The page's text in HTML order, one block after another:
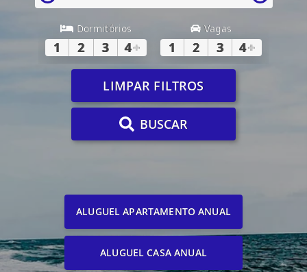
Dormitórios
1 2 3 4+
Vagas
1 2 3 4+
LIMPAR FILTROS
BUSCAR
ALUGUEL APARTAMENTO ANUAL
ALUGUEL CASA ANUAL